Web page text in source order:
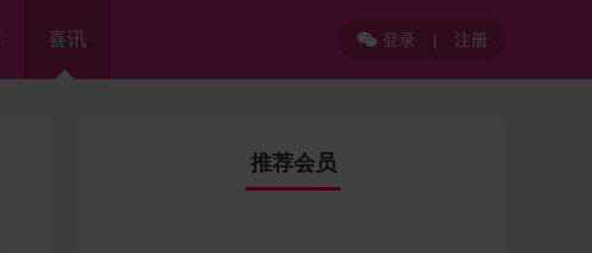
喜讯 登录 | 注册
推荐会员